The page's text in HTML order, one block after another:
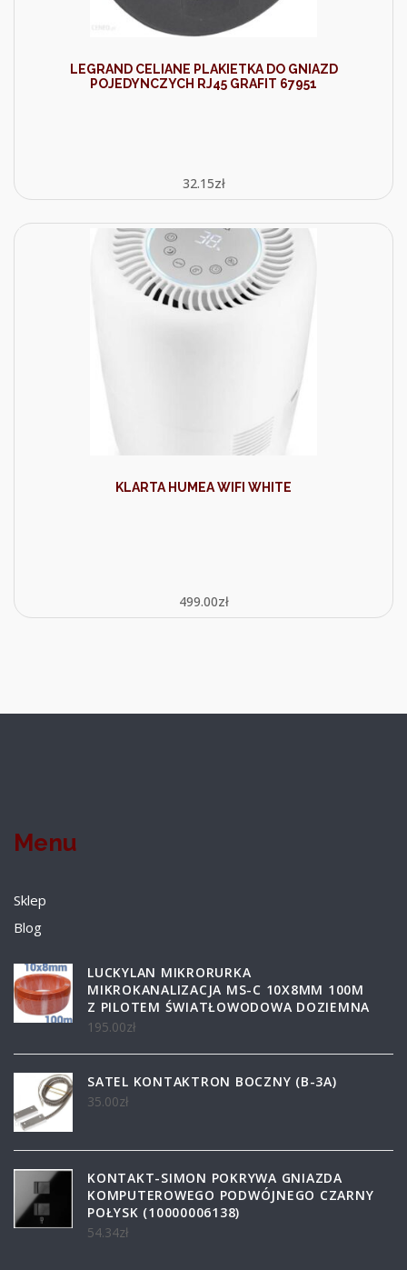
LEGRAND CELIANE PLAKIETKA DO GNIAZD
POJEDYNCZYCH RJ45 GRAFIT 67951
32.15zł
KLARTA HUMEA WIFI WHITE
499.00zł
Menu
Sklep
Blog
LUCKYLAN MIKRORURKA
MIKROKANALIZACJA MS-C 10X8MM 100M
Z PILOTEM ŚWIATŁOWODOWA DOZIEMNA
195.00zł
SATEL KONTAKTRON BOCZNY (B-3A)
35.00zł
KONTAKT-SIMON POKRYWA GNIAZDA
KOMPUTEROWEGO PODWÓJNEGO CZARNY
POŁYSK (10000006138)
54.34zł